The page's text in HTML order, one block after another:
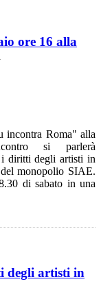
ore 16 alla
incontra Roma" alla
si parlerà
i diritti degli artisti in
monopolio SIAE.
di sabato in una
degli artisti in